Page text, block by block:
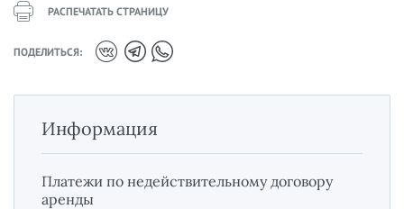
РАСПЕЧАТАТЬ СТРАНИЦУ
ПОДЕЛИТЬСЯ:
Информация
Платежи по недействительному договору
аренды